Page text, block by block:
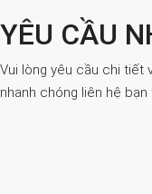
YÊU CẦU
Vui lòng yêu cầu chi tiết
nhanh chóng liên hệ